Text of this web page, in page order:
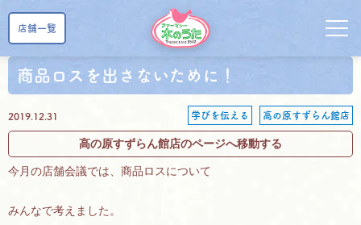
店舗一覧
商品ロスを出さないために！
2019.12.31 学びを伝える 高の原すずらん館店
高の原すずらん館店のページへ移動する
今月の店舗会議では、商品ロスについて
みんなで考えました。